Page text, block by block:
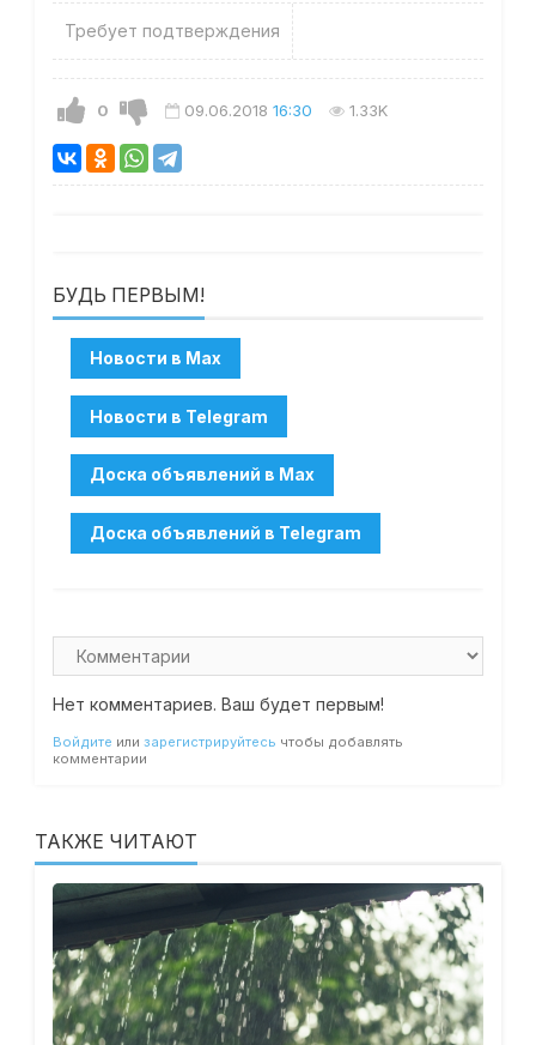
Требует подтверждения
0 09.06.2018 16:30 1.33K
БУДЬ ПЕРВЫМ!
Нет комментариев. Ваш будет первым!
Войдите или зарегистрируйтесь чтобы добавлять
комментарии
ТАКЖЕ ЧИТАЮТ